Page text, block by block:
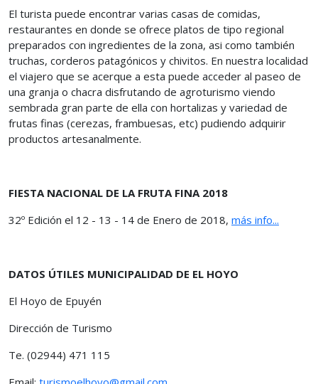
El turista puede encontrar varias casas de comidas,
restaurantes en donde se ofrece platos de tipo regional
preparados con ingredientes de la zona, asi como también
truchas, corderos patagónicos y chivitos. En nuestra localidad
el viajero que se acerque a esta puede acceder al paseo de
una granja o chacra disfrutando de agroturismo viendo
sembrada gran parte de ella con hortalizas y variedad de
frutas finas (cerezas, frambuesas, etc) pudiendo adquirir
productos artesanalmente.
FIESTA NACIONAL DE LA FRUTA FINA 2018
32º Edición el 12 - 13 - 14 de Enero de 2018, más info...
DATOS ÚTILES MUNICIPALIDAD DE EL HOYO
El Hoyo de Epuyén
Dirección de Turismo
Te. (02944) 471 115